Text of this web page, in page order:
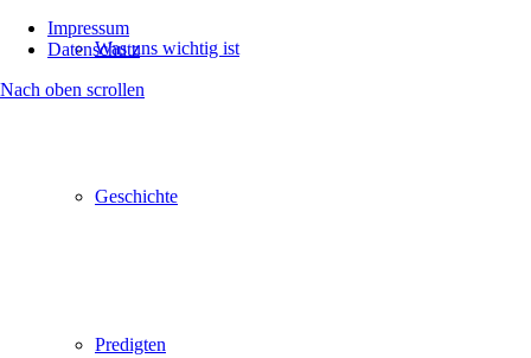
Was uns wichtig ist
Geschichte
Predigten
Impressum
Datenschutz
Nach oben scrollen